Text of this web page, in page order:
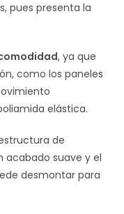
pues presenta la
, ya que
como los paneles
elástica.
de
acabado suave y el
desmontar para